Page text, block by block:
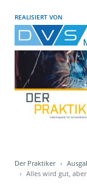
REALISIERT VON
Der Praktiker
Alles wird gut,